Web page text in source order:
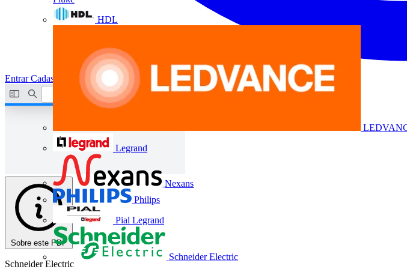
HDL
Legrand
Nexans
Philips
Pial Legrand
Schneider Electric
EntrarCadastrar
Sobre este PDF
Schneider Electric